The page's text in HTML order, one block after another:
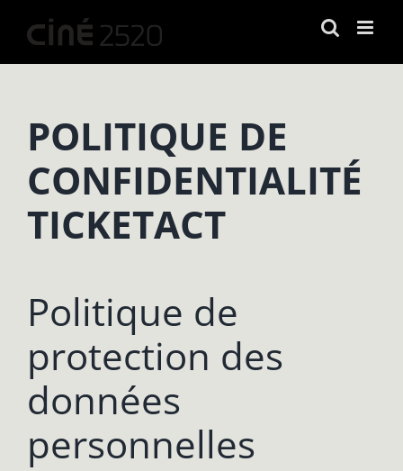
contenu
POLITIQUE DE
CONFIDENTIALITÉ
TICKETACT
Politique de
protection des
données
personnelles